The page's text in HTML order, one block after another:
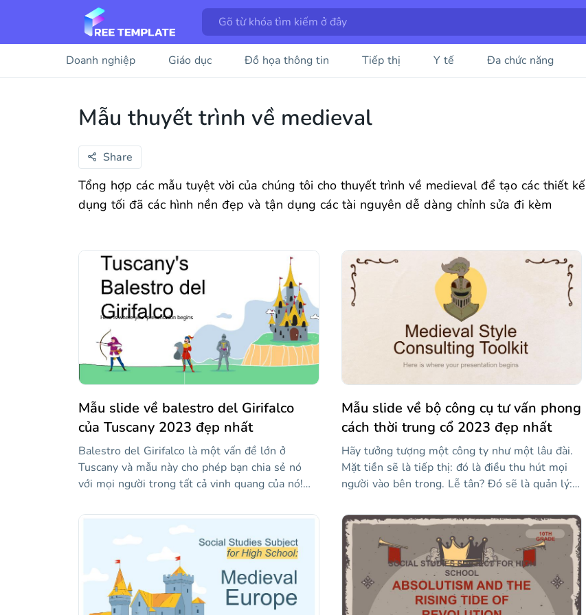
Doanh nghiệp Giáo dục Đồ họa thông tin Tiếp thị Y tế Đa chức năng
Mẫu thuyết trình về medieval
Share
Tổng hợp các mẫu tuyệt vời của chúng tôi cho thuyết trình về medieval để tạo các thiết
dụng tối đã các hình nền đẹp và tận dụng các tài nguyên dễ dàng chỉnh sửa đi kèm
Mẫu slide về balestro del Girifalco
của Tuscany 2023 đẹp nhất
Balestro del Girifalco là một vấn đề lớn ở
Tuscany và mẫu này cho phép bạn chia sẻ nó
với mọi người trong tất cả vinh quang của nó!
nó bao gồm mọi thứ, từ cung thủ đến hiệp sĩ
trong bộ áo giáp, đưa bạn vào đúng khoảng thời
gian mà lễ kỷ niệm bắt đầu. Chỉ cần tùy chỉnh
nó với những lời giải thích của riêng bạn và bạn
sẽ sẵn sàng cho thế giới biết về truyền thống
đẹp đẽ và cổ xưa này!
Mẫu slide về bộ công cụ tư vấn phong
cách thời trung cổ 2023 đẹp nhất
Hãy tưởng tượng một công ty như một lâu đài.
Mặt tiền sẽ là tiếp thị: đó là điều thu hút mọi
người vào bên trong. Lễ tân? Đó sẽ là quản lý:
Khách mời là khách hàng, tất nhiên! Nhưng chi
nhánh tư vấn của công ty ở đâu? Nó gần như
không thể nhận thấy, nhưng nó giữ mọi thứ lại
với nhau: đó là những trụ cột! Nói với mọi người
tầm quan trọng của việc tư vấn và cho thấy
những gì bạn làm cho khách hàng và nhà đầu tư